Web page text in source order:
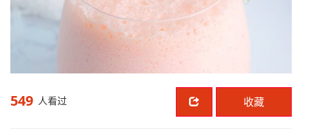
549 人看过 收藏